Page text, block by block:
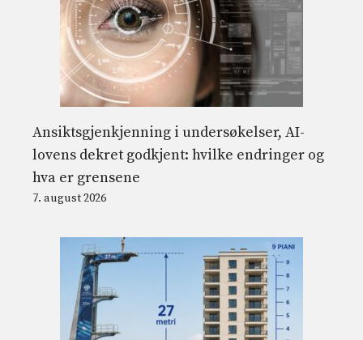
Ansiktsgjenkjenning i undersøkelser, AI-
lovens dekret godkjent: hvilke endringer og
hva er grensene
7. august 2026